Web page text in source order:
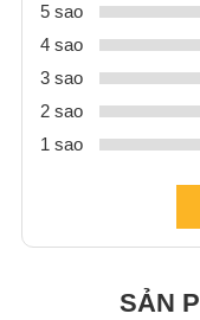
5 sao
4 sao
3 sao
2 sao
1 sao
SẢN